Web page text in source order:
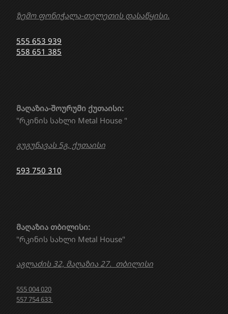
ზემო ფონიჭალა-თელეთის დასაწყისი.
555 653 939
558 651 385
მაღაზია თბილისი:
"რკინის სახლი Metal House"
აგლაძის 32, მაღაზია 27. თბილისი
555 004 020
557 754 633
მაღაზია-შოურუმი ქუთაისი:
"რკინის სახლი Metal House "
გუგუნავას 5გ, ქუთაისი
593 750 310